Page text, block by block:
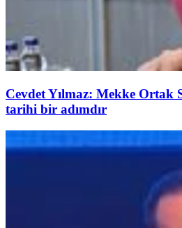
Cevdet Yılmaz: Mekke Ortak
tarihi bir adımdır